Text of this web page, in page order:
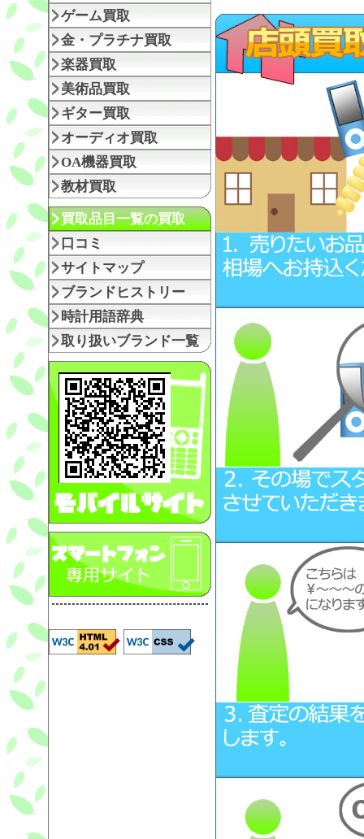
ゲーム買取
金・プラチナ買取
楽器買取
美術品買取
ギター買取
オーディオ買取
OA機器買取
教材買取
買取品目一覧の買取
口コミ
サイトマップ
ブランドヒストリー
時計用語辞典
取り扱いブランド一覧